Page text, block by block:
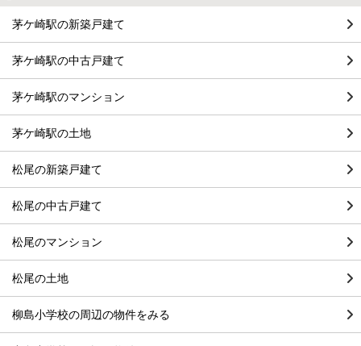
茅ケ崎駅の新築戸建て
茅ケ崎駅の中古戸建て
茅ケ崎駅のマンション
茅ケ崎駅の土地
松尾の新築戸建て
松尾の中古戸建て
松尾のマンション
松尾の土地
柳島小学校の周辺の物件をみる